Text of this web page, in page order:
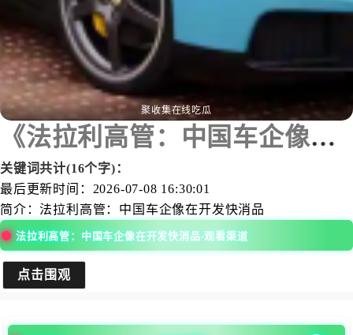
聚收集在线吃瓜
《法拉利高管：中国车企像在开发快消品》
关键词共计(16个字)：
最后更新时间： 2026-07-08 16:30:01
简介：法拉利高管：中国车企像在开发快消品
法拉利高管：中国车企像在开发快消品-观看渠道
点击围观